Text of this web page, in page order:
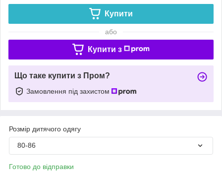
Купити
або
Купити з
Що таке купити з Пром?
Замовлення під захистом
Розмір дитячого одягу
80-86
Готово до відправки